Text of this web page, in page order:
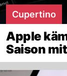
Cupertino
Apple
Saison